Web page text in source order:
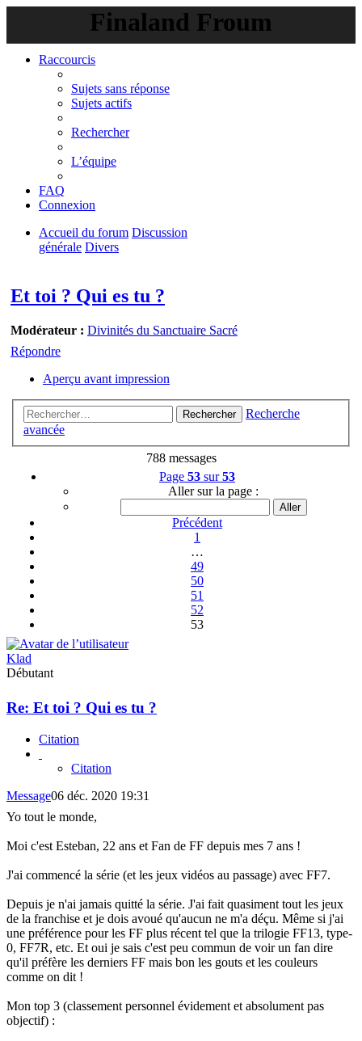
Finaland Froum
Raccourcis
Sujets sans réponse
Sujets actifs
Rechercher
L’équipe
FAQ
Connexion
Accueil du forum Discussion
générale Divers
Et toi ? Qui es tu ?
Modérateur : Divinités du Sanctuaire Sacré
Répondre
Aperçu avant impression
Rechercher
Recherche
avancée
788 messages
Page 53 sur53
Aller sur la page :
Précédent
1
…
49
50
51
52
53
Klad
Débutant
Re: Et toi ? Qui es tu ?
Citation
Citation
Message06 déc. 2020 19:31
Yo tout le monde,
Moi c'est Esteban, 22 ans et Fan de FF depuis mes 7 ans !
J'ai commencé la série (et les jeux vidéos au passage) avec FF7.
Depuis je n'ai jamais quitté la série. J'ai fait quasiment tout les jeux
de la franchise et je dois avoué qu'aucun ne m'a déçu. Même si j'ai
une préférence pour les FF plus récent tel que la trilogie FF13, type-
0, FF7R, etc. Et oui je sais c'est peu commun de voir un fan dire
qu'il préfère les derniers FF mais bon les gouts et les couleurs
comme on dit !
Mon top 3 (classement personnel évidement et absolument pas
objectif) :